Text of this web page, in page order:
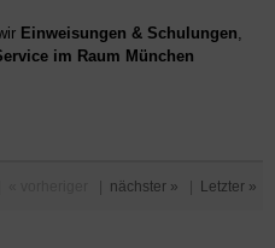
Einweisungen & Schulungen,
im Raum München
nächster » Letzter »